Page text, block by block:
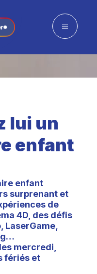
lui un
enfant
enfant
surprenant et
de
4D, des défis
mercredi,
fériés et